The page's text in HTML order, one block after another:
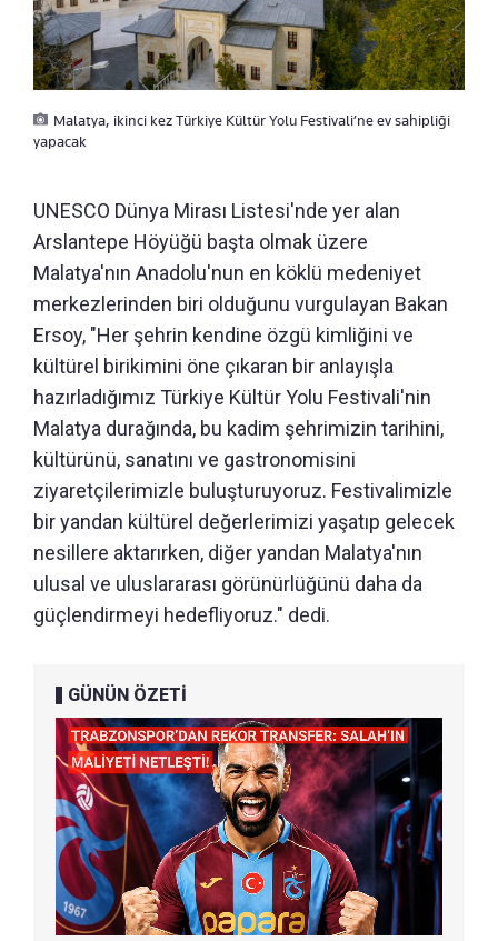
Malatya, ikinci kez Türkiye Kültür Yolu Festivali’ne ev sahipliği
yapacak
UNESCO Dünya Mirası Listesi'nde yer alan
Arslantepe Höyüğü başta olmak üzere
Malatya'nın Anadolu'nun en köklü medeniyet
merkezlerinden biri olduğunu vurgulayan Bakan
Ersoy, "Her şehrin kendine özgü kimliğini ve
kültürel birikimini öne çıkaran bir anlayışla
hazırladığımız Türkiye Kültür Yolu Festivali'nin
Malatya durağında, bu kadim şehrimizin tarihini,
kültürünü, sanatını ve gastronomisini
ziyaretçilerimizle buluşturuyoruz. Festivalimizle
bir yandan kültürel değerlerimizi yaşatıp gelecek
nesillere aktarırken, diğer yandan Malatya'nın
ulusal ve uluslararası görünürlüğünü daha da
güçlendirmeyi hedefliyoruz." dedi.
GÜNÜN ÖZETİ